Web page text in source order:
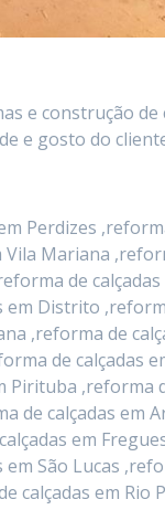
e construção
e gosto do
Perdizes
Mariana
de
Distrito
,reforma de
de calçadas
,reforma
de calçadas em
em
São Lucas
calçadas em